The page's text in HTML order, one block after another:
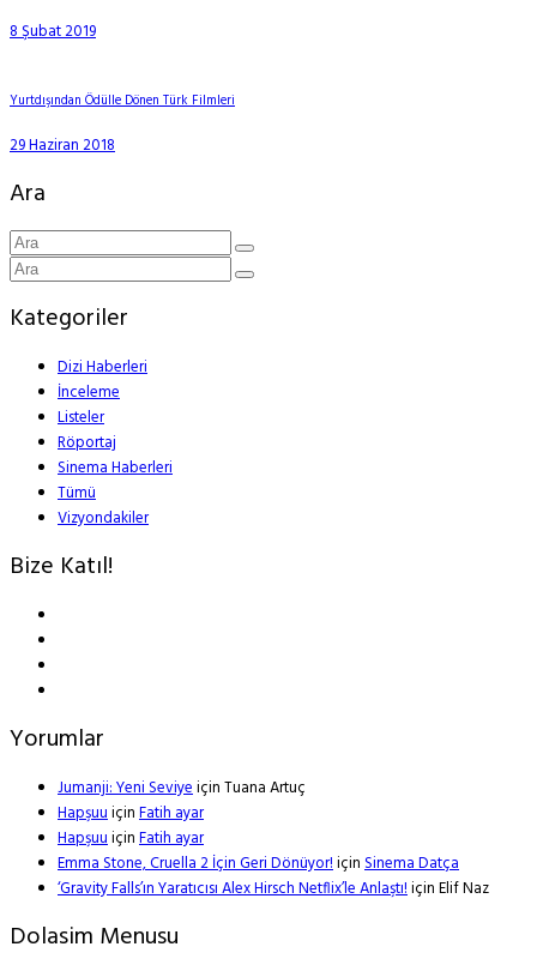
8 Şubat 2019
Yurtdışından Ödülle Dönen Türk Filmleri
29 Haziran 2018
Ara
Kategoriler
Dizi Haberleri
İnceleme
Listeler
Röportaj
Sinema Haberleri
Tümü
Vizyondakiler
Bize Katıl!
Yorumlar
Jumanji: Yeni SeviyeiçinTuana Artuç
HapşuuiçinFatih ayar
HapşuuiçinFatih ayar
Emma Stone, Cruella 2 İçin Geri Dönüyor!içinSinema Datça
‘Gravity Falls’ın Yaratıcısı Alex Hirsch Netflix’le Anlaştı!içinElif Naz
Dolasim Menusu